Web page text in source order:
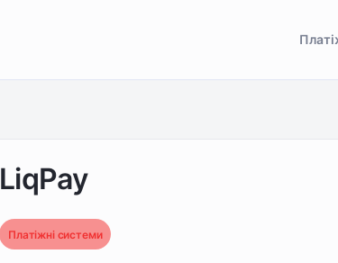
LiqPay
Платіжні системи